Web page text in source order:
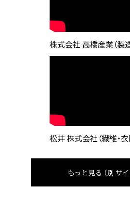
株式会社 高橋産業（製
松井 株式会社（繊維・
もっと見る（別サイ